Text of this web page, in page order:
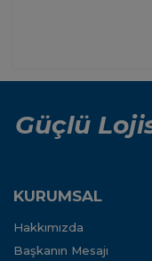
Güçlü
KURUMSAL
Hakkımızda
Başkanın Mesajı